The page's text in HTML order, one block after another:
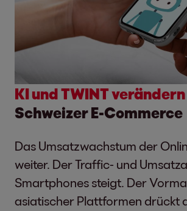
KI und TWINT verändern
Schweizer E-Commerce
Das Umsatzwachstum der
weiter. Der Traffic- und
Smartphones steigt. Der
asiatischer Plattformen drückt